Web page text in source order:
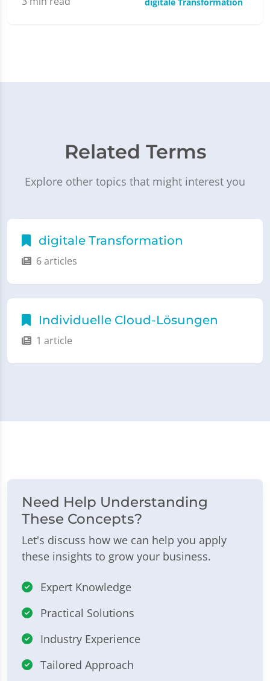
Related Terms
Explore other topics that might interest you
digitale Transformation
6 articles
Individuelle Cloud-Lösungen
1 article
Need Help Understanding
These Concepts?
Let's discuss how we can help you apply
these insights to grow your business.
Expert Knowledge
Practical Solutions
Industry Experience
Tailored Approach